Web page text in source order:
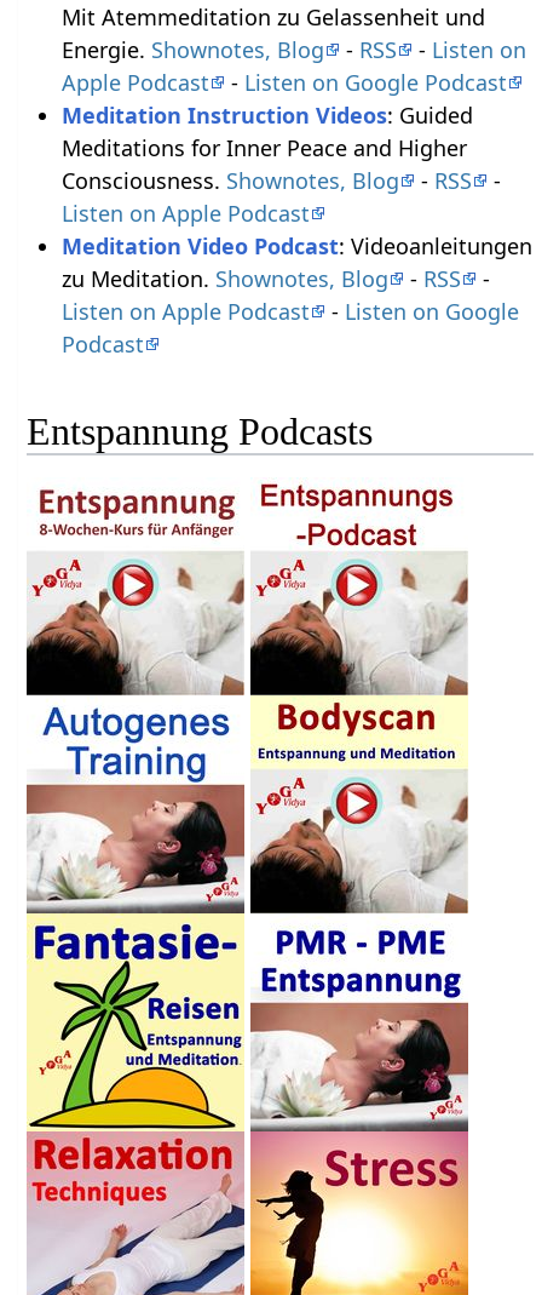
Mit Atemmeditation zu Gelassenheit und
Energie. Shownotes, Blog - RSS - Listen on
Apple Podcast
- Listen on Google Podcast
Meditation Instruction Videos: Guided
Meditations for Inner Peace and Higher
Consciousness. Shownotes, Blog - RSS
-
Listen on Apple Podcast
Meditation Video Podcast: Videoanleitungen
zu Meditation. Shownotes, Blog - RSS
-
Listen on Apple Podcast
- Listen on Google
Podcast
Entspannung Podcasts